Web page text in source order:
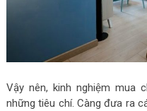
Vậy nên, kinh nghiệm mua
những tiêu chí. Càng đưa ra